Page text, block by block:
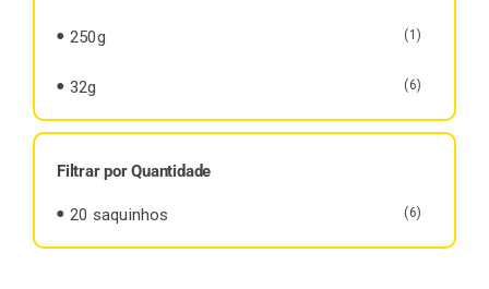
250g (1)
32g (6)
Filtrar por Quantidade
20 saquinhos (6)